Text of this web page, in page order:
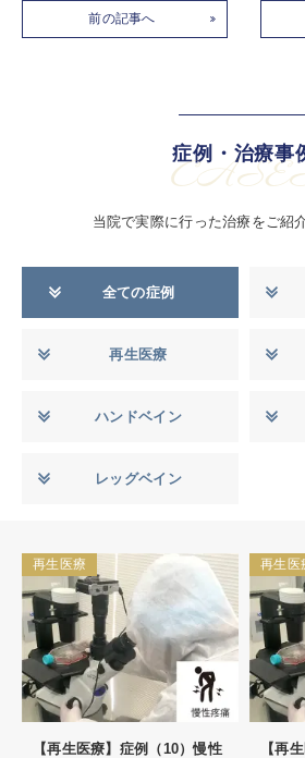
前の記事へ
症例・治療事
当院で実際に行った治療をご紹
全ての症例
再生医療
ハンドベイン
レッグベイン
再生医療
【再生医療】症例（10）慢性
再生医
【再